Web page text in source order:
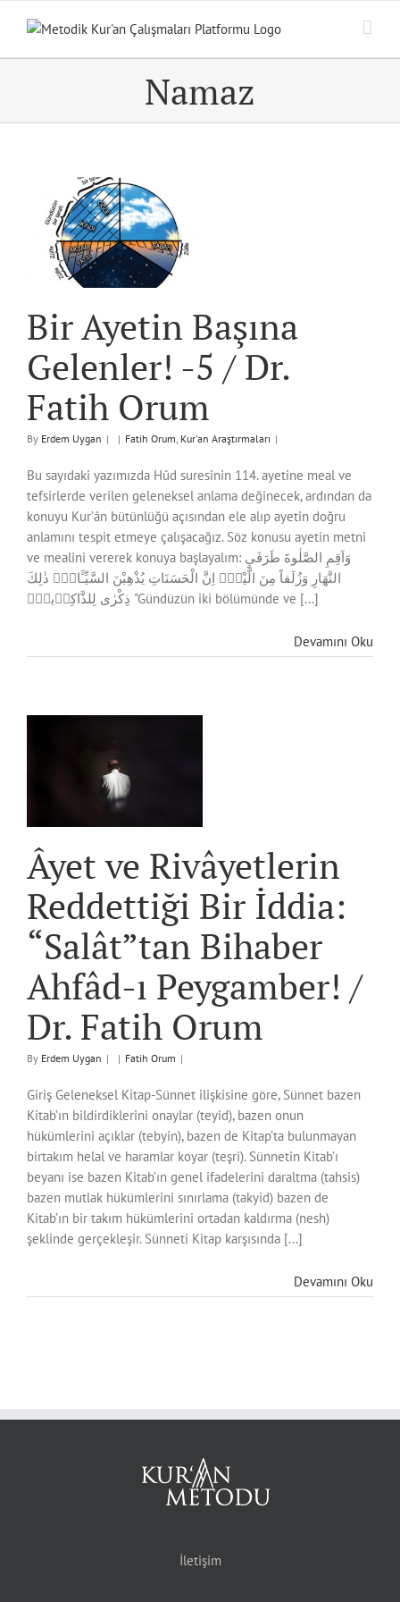
Namaz
Bir Ayetin Başına
Gelenler! -5 / Dr.
Fatih Orum
By Erdem Uygan | | Fatih Orum, Kur'an Araştırmaları |
Bu sayıdaki yazımızda Hûd suresinin 114. ayetine meal ve
tefsirlerde verilen geleneksel anlama değinecek, ardından da
konuyu Kur’ân bütünlüğü açısından ele alıp ayetin doğru
anlamını tespit etmeye çalışacağız. Söz konusu ayetin metni
ve mealini vererek konuya başlayalım: وَاَقِمِ الصَّلٰوةَ طَرَفَيِ
النَّهَارِ وَزُلَفاً مِنَ الَّيْلِۜ اِنَّ الْحَسَنَاتِ يُذْهِبْنَ السَّيِّـَٔاتِۜ ذٰلِكَ
ذِكْرٰى لِلذَّاكِر۪ينَۚ "Gündüzün iki bölümünde ve [...]
Devamını Oku
Âyet ve Rivâyetlerin
Reddettiği Bir İddia:
“Salât”tan Bihaber
Ahfâd-ı Peygamber! /
Dr. Fatih Orum
By Erdem Uygan | | Fatih Orum |
Giriş Geleneksel Kitap-Sünnet ilişkisine göre, Sünnet bazen
Kitab’ın bildirdiklerini onaylar (teyid), bazen onun
hükümlerini açıklar (tebyin), bazen de Kitap’ta bulunmayan
birtakım helal ve haramlar koyar (teşri). Sünnetin Kitab’ı
beyanı ise bazen Kitab’ın genel ifadelerini daraltma (tahsis)
bazen mutlak hükümlerini sınırlama (takyid) bazen de
Kitab’ın bir takım hükümlerini ortadan kaldırma (nesh)
şeklinde gerçekleşir. Sünneti Kitap karşısında [...]
Devamını Oku
İletişim